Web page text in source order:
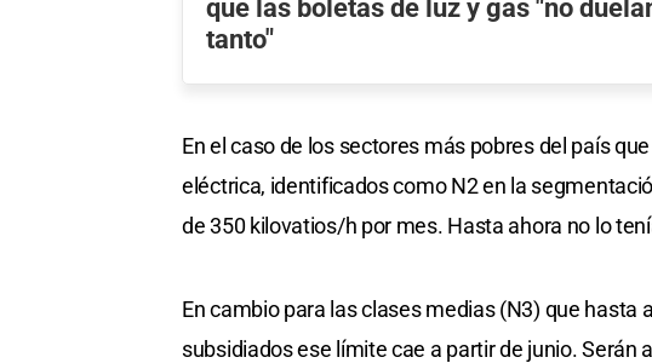
que las boletas de luz y gas "no
tanto"
En el caso de los sectores más pobres del país
eléctrica, identificados como N2 en la
de 350 kilovatios/h por mes. Hasta ahora no lo
En cambio para las clases medias (N3) que
subsidiados ese límite cae a partir de junio.